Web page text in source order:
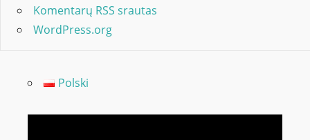
Komentarų RSS srautas
WordPress.org
Polski